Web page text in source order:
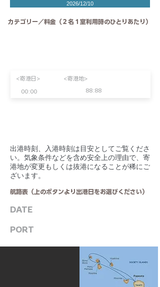
<寄港日>
00:00 88:88
<寄港地>
2026/12/10
カテゴリー／料金（２名１室利用時のひとりあたり）
​出港時刻、入港時刻は目安としてご覧くださ
い。気象条件などを含め安全上の理由で、寄
港地が変更もしくは抜港になることが稀にご
ざいます。
航路表（上のボタンより出港日をお選びください）
DATE
PORT